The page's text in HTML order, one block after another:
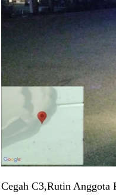
Cegah C3,Rutin Anggota